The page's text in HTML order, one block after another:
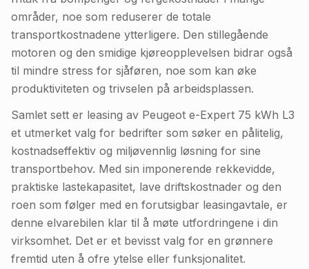
områder, noe som reduserer de totale
transportkostnadene ytterligere. Den stillegående
motoren og den smidige kjøreopplevelsen bidrar også
til mindre stress for sjåføren, noe som kan øke
produktiviteten og trivselen på arbeidsplassen.
Samlet sett er leasing av Peugeot e-Expert 75 kWh L3
et utmerket valg for bedrifter som søker en pålitelig,
kostnadseffektiv og miljøvennlig løsning for sine
transportbehov. Med sin imponerende rekkevidde,
praktiske lastekapasitet, lave driftskostnader og den
roen som følger med en forutsigbar leasingavtale, er
denne elvarebilen klar til å møte utfordringene i din
virksomhet. Det er et bevisst valg for en grønnere
fremtid uten å ofre ytelse eller funksjonalitet.